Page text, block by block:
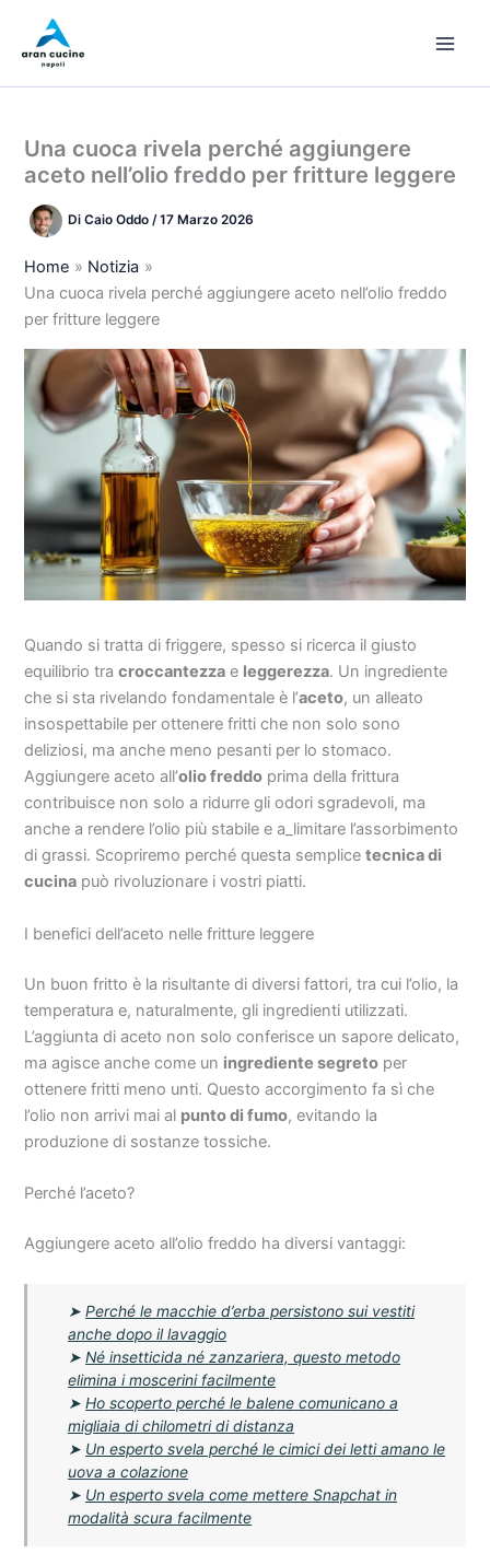
contenuto
Una cuoca rivela perché aggiungere
aceto nell’olio freddo per fritture leggere
DiCaio Oddo/17 Marzo 2026
Home
Notizia
Una cuoca rivela perché aggiungere aceto nell’olio freddo
per fritture leggere
Quando si tratta di friggere, spesso si ricerca il giusto
equilibrio tracroccantezza e leggerezza. Un ingrediente
che si sta rivelando fondamentale è l’aceto, un alleato
insospettabile per ottenere fritti che non solo sono
deliziosi, ma anche meno pesanti per lo stomaco.
Aggiungere aceto all’olio freddo prima della frittura
contribuisce non solo a ridurre gli odori sgradevoli, ma
anche a rendere l’olio più stabile e a_limitare l’assorbimento
di grassi. Scopriremo perché questa semplicetecnica di
cucina può rivoluzionare i vostri piatti.
I benefici dell’aceto nelle fritture leggere
Un buon fritto è la risultante di diversi fattori, tra cui l’olio, la
temperatura e, naturalmente, gli ingredienti utilizzati.
L’aggiunta di aceto non solo conferisce un sapore delicato,
ma agisce anche come un ingrediente segreto per
ottenere fritti meno unti. Questo accorgimento fa sì che
l’olio non arrivi mai al punto di fumo, evitando la
produzione di sostanze tossiche.
Perché l’aceto?
Aggiungere aceto all’olio freddo ha diversi vantaggi:
➤Perché le macchie d’erba persistono sui vestiti
anche dopo il lavaggio
➤Né insetticida né zanzariera, questo metodo
elimina i moscerini facilmente
➤Ho scoperto perché le balene comunicano a
migliaia di chilometri di distanza
➤ Un esperto svela perché le cimici dei letti amano le
uova a colazione
➤ Un esperto svela come mettere Snapchat in
modalità scura facilmente